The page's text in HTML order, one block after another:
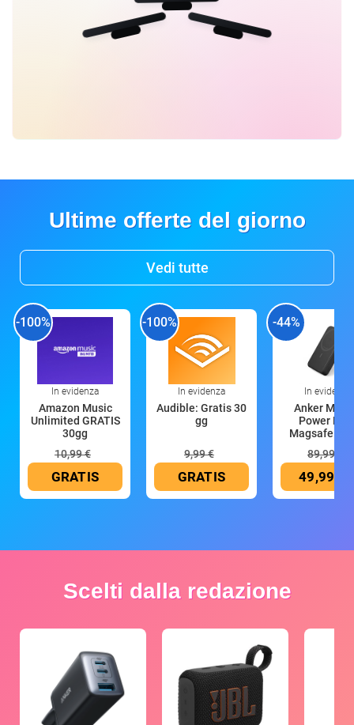
Ultime offerte del giorno
Vedi tutte
-100%
In evidenza
Amazon Music
Unlimited GRATIS
30gg
10,99 €
GRATIS
-100%
In evidenza
Audible: Gratis 30
gg
9,99 €
GRATIS
-44%
In evidenza
Anker
Power
Magsafe
89,99 €
49,99 €
Scelti dalla redazione